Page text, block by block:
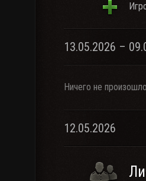
13.05.2026 –
Ничего не произошло
12.05.2026